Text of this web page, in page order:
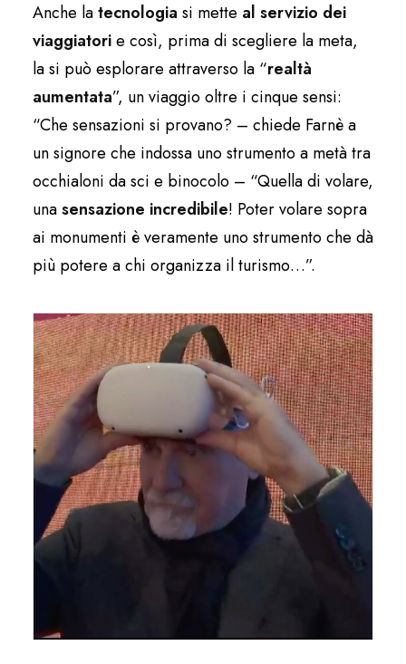
Anche latecnologia si mette al servizio dei
viaggiatorie così, prima di scegliere la meta,
la si può esplorare attraverso la “realtà
aumentata”, un viaggio oltre i cinque sensi:
“Che sensazioni si provano? – chiede Farnè a
un signore che indossa uno strumento a metà tra
occhialoni da sci e binocolo – “Quella di volare,
unasensazione incredibile! Poter volare sopra
ai monumenti è veramente uno strumento che dà
più potere a chi organizza il turismo…”.